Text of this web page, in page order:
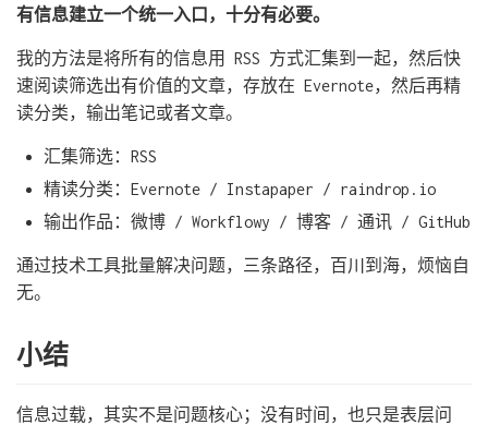
有信息建立一个统一入口，十分有必要。
我的方法是将所有的信息用 RSS 方式汇集到一起，然后快
速阅读筛选出有价值的文章，存放在 Evernote，然后再精
读分类，输出笔记或者文章。
汇集筛选：RSS
精读分类：Evernote / Instapaper / raindrop.io
输出作品：微博 / Workflowy / 博客 / 通讯 / GitHub
通过技术工具批量解决问题，三条路径，百川到海，烦恼自
无。
小结
信息过载，其实不是问题核心；没有时间，也只是表层问